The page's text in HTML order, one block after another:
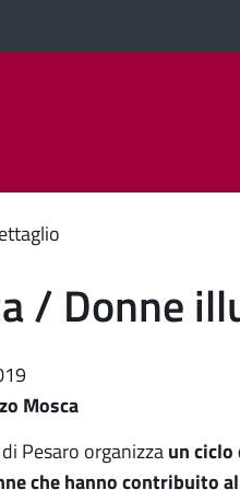
/ Donne
Mosca
Pesaro organizzaun
che hanno contribuito